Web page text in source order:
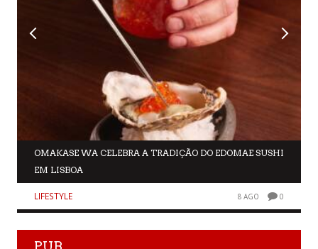
OMAKASE WA CELEBRA A TRADIÇÃO DO EDOMAE SUSHI
EM LISBOA
LIFESTYLE 8 AGO 0